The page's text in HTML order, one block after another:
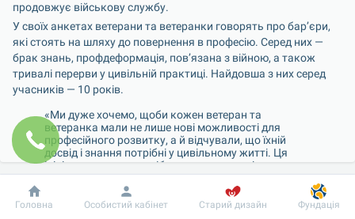
продовжує військову службу.
У своїх анкетах ветерани та ветеранки говорять про бар’єри,
які стоять на шляху до повернення в професію. Серед них —
брак знань, профдеформація, пов’язана з війною, а також
тривалі перерви у цивільній практиці. Найдовша з них серед
учасників — 10 років.
«Ми дуже хочемо, щоби кожен ветеран та
ветеранка мали не лише нові можливості для
професійного розвитку, а й відчували, що їхній
досвід і знання потрібні у цивільному житті. Ця
ініціатива — наш спосіб подякувати та підтримати.
Ми щиро вдячні всім, хто подав заявки на участь:
для нас велика честь мати можливість
познайомитися з історіями наших колег-медиків,
Добробут Інформація Пацієнту
Головна Особистий кабінет Старий дизайн Фундація